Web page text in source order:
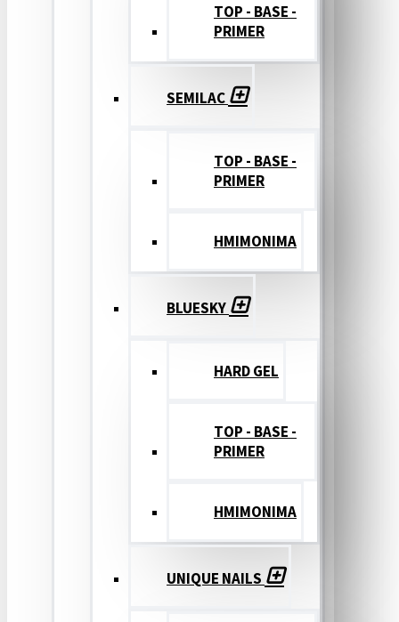
TOP - BASE -
PRIMER
SEMILAC
TOP - BASE -
PRIMER
ΗΜΙΜΟΝΙΜΑ
BLUESKY
HARD GEL
TOP - BASE -
PRIMER
ΗΜΙΜΟΝΙΜΑ
UNIQUE NAILS